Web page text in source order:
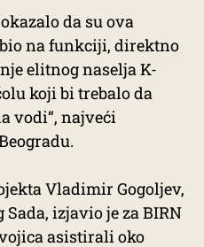
da su ova
na funkciji, direktno
elitnog naselja K-
koji bi trebalo da
vodi“, najveći
Vladimir Gogoljev,
izjavio je za BIRN
asistirali oko